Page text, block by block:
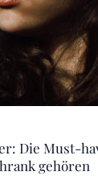
Die Must-
gehören